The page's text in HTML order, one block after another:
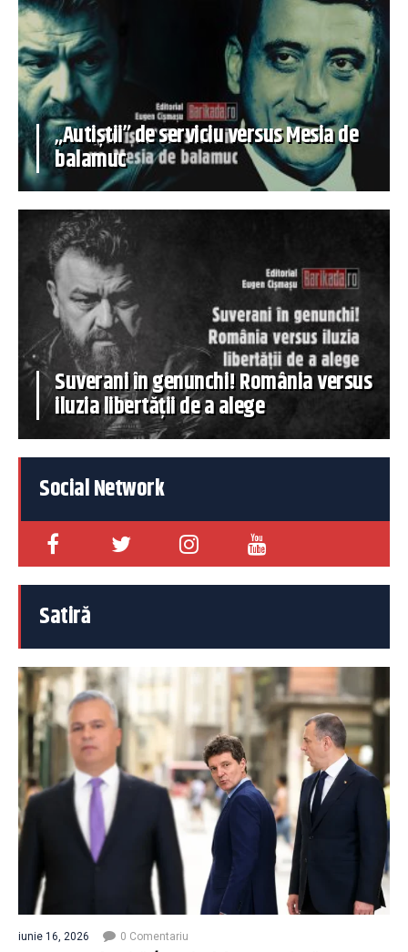
„Autiștii” de serviciu versus Mesia de
balamuc
Suverani în genunchi! România versus
iluzia libertății de a alege
Social Network
Satiră
iunie 16, 2026 0 Comentariu